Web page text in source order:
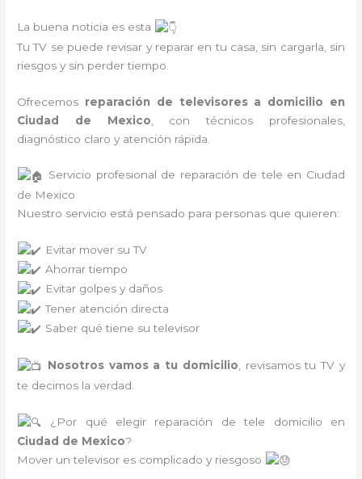
La buena noticia es esta
Tu TV se puede revisar y reparar en tu casa, sin cargarla, sin
riesgos y sin perder tiempo.
Ofrecemos reparación de televisores a domicilio en
Ciudad de Mexico , con técnicos profesionales,
diagnóstico claro y atención rápida.
Servicio profesional de reparación de tele en Ciudad
de Mexico
Nuestro servicio está pensado para personas que quieren:
Evitar mover su TV
Ahorrar tiempo
Evitar golpes y daños
Tener atención directa
Saber qué tiene su televisor
Nosotros vamos a tu domicilio, revisamos tu TV y
te decimos la verdad.
¿Por qué elegir reparación de tele domicilio en
Ciudad de Mexico?
Mover un televisor es complicado y riesgoso